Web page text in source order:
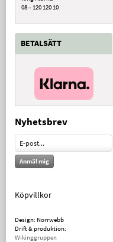
08 – 120 120 10
BETALSÄTT
Nyhetsbrev
Anmäl mig
Köpvillkor
Design: Norrwebb
Drift & produktion:
Wikinggruppen